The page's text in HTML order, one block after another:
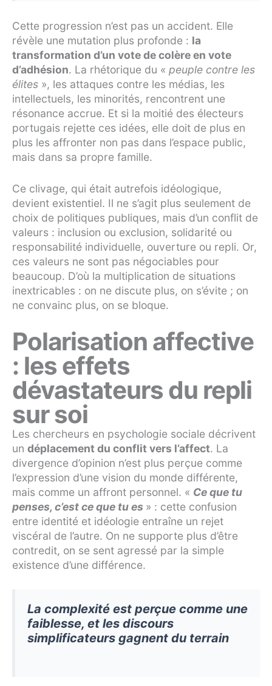
Cette progression n’est pas un accident. Elle
révèle une mutation plus profonde : la
transformation d’un vote de colère en vote
d’adhésion. La rhétorique du « peuple contre les
élites », les attaques contre les médias, les
intellectuels, les minorités, rencontrent une
résonance accrue. Et si la moitié des électeurs
portugais rejette ces idées, elle doit de plus en
plus les affronter non pas dans l’espace public,
mais dans sa propre famille.
Ce clivage, qui était autrefois idéologique,
devient existentiel. Il ne s’agit plus seulement de
choix de politiques publiques, mais d’un conflit de
valeurs : inclusion ou exclusion, solidarité ou
responsabilité individuelle, ouverture ou repli. Or,
ces valeurs ne sont pas négociables pour
beaucoup. D’où la multiplication de situations
inextricables : on ne discute plus, on s’évite ; on
ne convainc plus, on se bloque.
Polarisation affective
: les effets
dévastateurs du repli
sur soi
Les chercheurs en psychologie sociale décrivent
un déplacement du conflit vers l’affect. La
divergence d’opinion n’est plus perçue comme
l’expression d’une vision du monde différente,
mais comme un affront personnel. « Ce que tu
penses, c’est ce que tu es » : cette confusion
entre identité et idéologie entraîne un rejet
viscéral de l’autre. On ne supporte plus d’être
contredit, on se sent agressé par la simple
existence d’une différence.
La complexité est perçue comme une
faiblesse, et les discours
simplificateurs gagnent du terrain